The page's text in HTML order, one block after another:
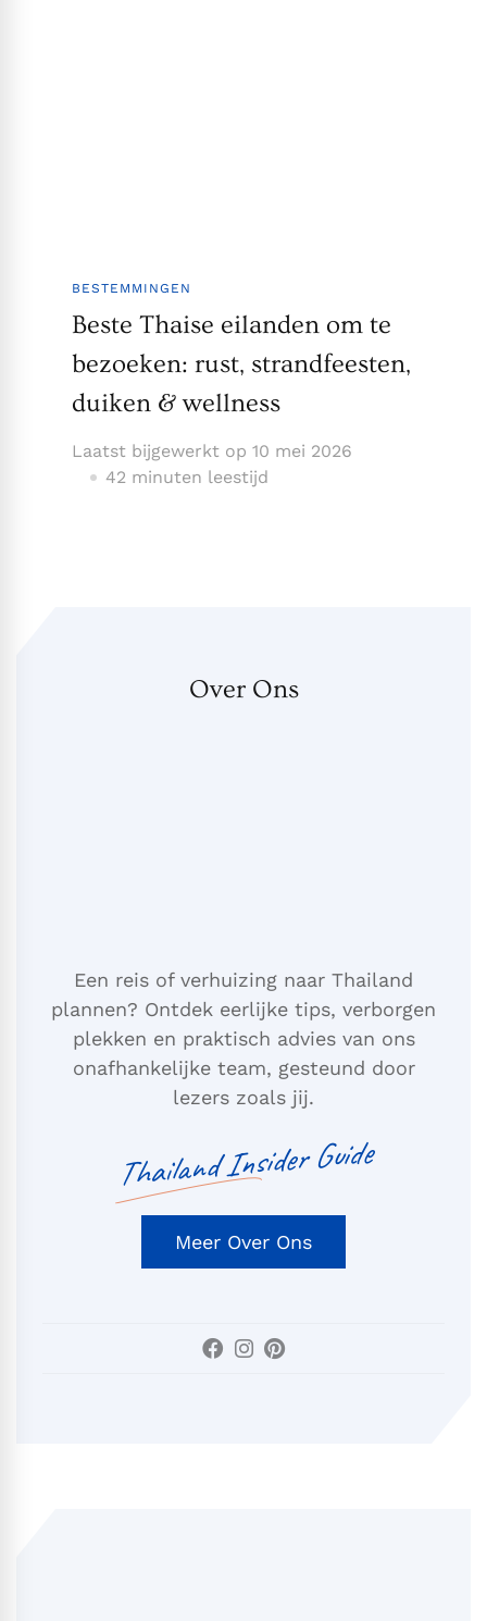
BESTEMMINGEN
Beste Thaise eilanden om te
bezoeken: rust, strandfeesten,
duiken & wellness
Laatst bijgewerkt op 10 mei 2026
42 minuten leestijd
Over Ons
Een reis of verhuizing naar Thailand
plannen? Ontdek eerlijke tips, verborgen
plekken en praktisch advies van ons
onafhankelijke team, gesteund door
lezers zoals jij.
Thailand Insider Guide
Meer Over Ons